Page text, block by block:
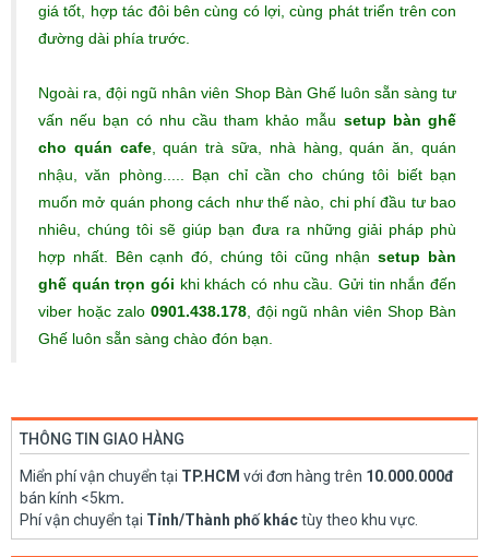
giá tốt, hợp tác đôi bên cùng có lợi, cùng phát triển trên con
đường dài phía trước.
Ngoài ra, đội ngũ nhân viên Shop Bàn Ghế luôn sẵn sàng tư
vấn nếu bạn có nhu cầu tham khảo mẫu setup bàn ghế
cho quán cafe, quán trà sữa, nhà hàng, quán ăn, quán
nhậu, văn phòng..... Bạn chỉ cần cho chúng tôi biết bạn
muốn mở quán phong cách như thế nào, chi phí đầu tư bao
nhiêu, chúng tôi sẽ giúp bạn đưa ra những giải pháp phù
hợp nhất. Bên cạnh đó, chúng tôi cũng nhậnsetup bàn
ghế quán trọn gói khi khách có nhu cầu. Gửi tin nhắn đến
viber hoặc zalo 0901.438.178, đội ngũ nhân viên Shop Bàn
Ghế luôn sẵn sàng chào đón bạn.
THÔNG TIN GIAO HÀNG
Miển phí vận chuyển tại TP.HCM với đơn hàng trên 10.000.000đ
bán kính <5km.
Phí vận chuyển tại Tỉnh/Thành phố kháctùy theo khu vực.